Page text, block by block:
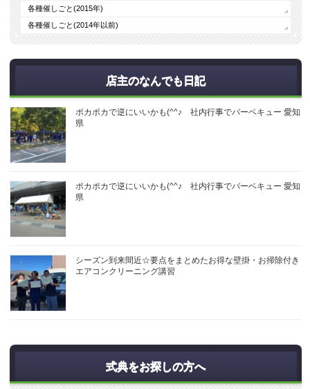
各種催しごと(2015年)
各種催しごと(2014年以前)
店主のなんでも日記
ポカポカで逆にいいかも(^^♪ 社内行事でバーベキュー 愛知
県
ポカポカで逆にいいかも(^^♪ 社内行事でバーベキュー 愛知
県
シーズン到来間近☆要点をまとめたお得な壁掛・お掃除付き
エアコンクリーニング講習
式典をお探しの方へ